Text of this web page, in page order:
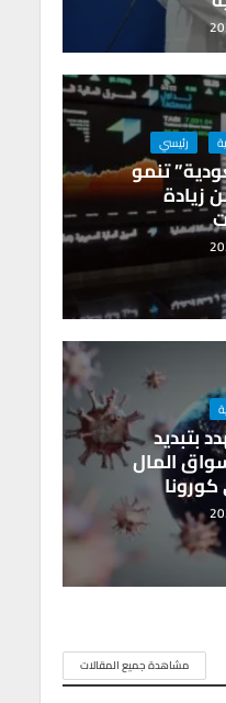
رئيسي
تنمو
زيادة
بتبديد
المال
كورونا
مشاهدة جميع المقالات